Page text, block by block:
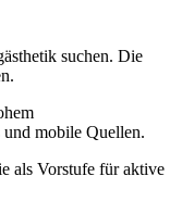
suchen. Die
mobile Quellen.
als Vorstufe für aktive